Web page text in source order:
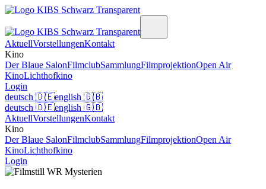
AktuellVorstellungenKontakt
Kino
Der Blaue SalonFilmclubSammlungFilmprojektionOpen Air
KinoLichthofkino
Login
deutsch 🇩🇪english 🇬🇧
deutsch 🇩🇪english 🇬🇧
AktuellVorstellungenKontakt
Kino
Der Blaue SalonFilmclubSammlungFilmprojektionOpen Air
KinoLichthofkino
Login